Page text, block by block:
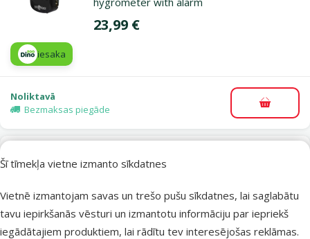
Šī tīmekļa vietne izmanto sīkdatnes
Vietnē izmantojam savas un trešo pušu sīkdatnes, lai saglabātu
tavu iepirkšanās vēsturi un izmantotu informāciju par iepriekš
iegādātajiem produktiem, lai rādītu tev interesējošas reklāmas.
Cena
23,99 €
iesaka
Noliktavā
Bezmaksas piegāde
Thermometer
Atsauksmes 0%
Cena
1,99 €